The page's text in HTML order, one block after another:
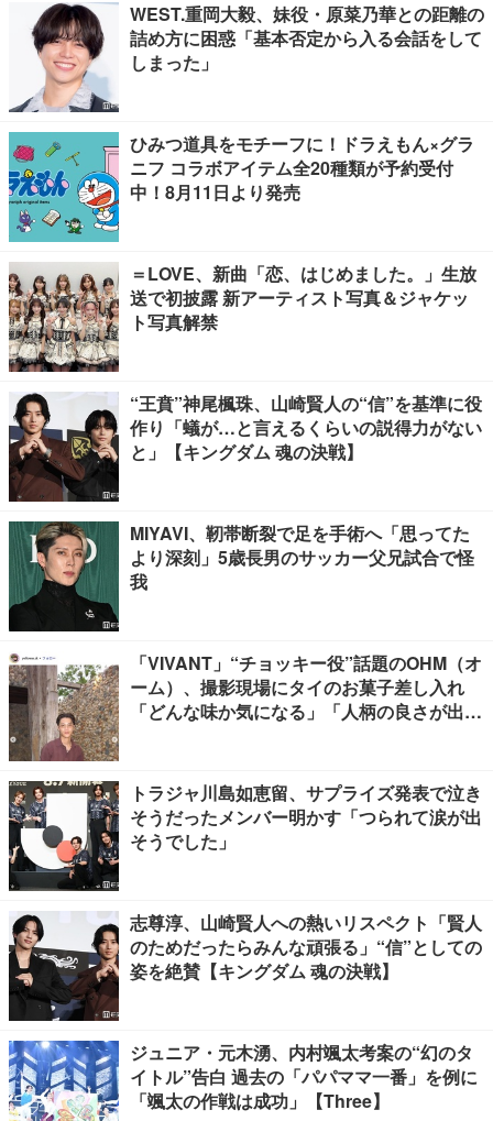
WEST.重岡大毅、妹役・原菜乃華との距離の
詰め方に困惑「基本否定から入る会話をして
しまった」
ひみつ道具をモチーフに！ドラえもん×グラ
ニフ コラボアイテム全20種類が予約受付
中！8月11日より発売
＝LOVE、新曲「恋、はじめました。」生放
送で初披露 新アーティスト写真＆ジャケッ
ト写真解禁
“王賁”神尾楓珠、山崎賢人の“信”を基準に役
作り「蟻が…と言えるくらいの説得力がない
と」【キングダム 魂の決戦】
MIYAVI、靭帯断裂で足を手術へ「思ってた
より深刻」5歳長男のサッカー父兄試合で怪
我
「VIVANT」“チョッキー役”話題のOHM（オ
ーム）、撮影現場にタイのお菓子差し入れ
「どんな味か気になる」「人柄の良さが出て
トラジャ川島如恵留、サプライズ発表で泣き
そうだったメンバー明かす「つられて涙が出
そうでした」
志尊淳、山崎賢人への熱いリスペクト「賢人
のためだったらみんな頑張る」“信”としての
姿を絶賛【キングダム 魂の決戦】
ジュニア・元木湧、内村颯太考案の“幻のタ
イトル”告白 過去の「パパママ一番」を例に
「颯太の作戦は成功」【Three】